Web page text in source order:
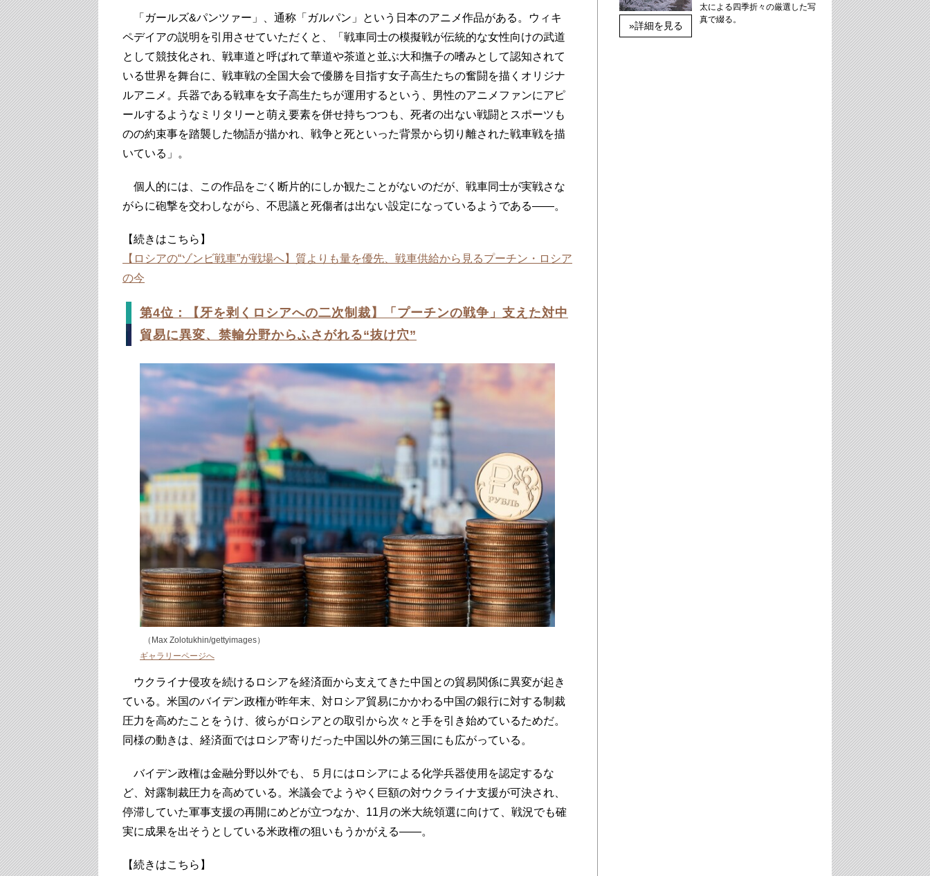
「ガールズ&パンツァー」、通称「ガルパン」という日本のアニメ作品がある。ウィキ
ペデイアの説明を引用させていただくと、「戦車同士の模擬戦が伝統的な女性向けの武道
として競技化され、戦車道と呼ばれて華道や茶道と並ぶ大和撫子の嗜みとして認知されて
いる世界を舞台に、戦車戦の全国大会で優勝を目指す女子高生たちの奮闘を描くオリジナ
ルアニメ。兵器である戦車を女子高生たちが運用するという、男性のアニメファンにアピ
ールするようなミリタリーと萌え要素を併せ持ちつつも、死者の出ない戦闘とスポーツも
のの約束事を踏襲した物語が描かれ、戦争と死といった背景から切り離された戦車戦を描
いている」。
個人的には、この作品をごく断片的にしか観たことがないのだが、戦車同士が実戦さな
がらに砲撃を交わしながら、不思議と死傷者は出ない設定になっているようである――。
【続きはこちら】
【ロシアの“ゾンビ戦車”が戦場へ】質よりも量を優先、戦車供給から見るプーチン・ロシア
の今
第4位：【牙を剥くロシアへの二次制裁】「プーチンの戦争」支えた対中
貿易に異変、禁輸分野からふさがれる“抜け穴”
（Max Zolotukhin/gettyimages）
ギャラリーページへ
ウクライナ侵攻を続けるロシアを経済面から支えてきた中国との貿易関係に異変が起き
ている。米国のバイデン政権が昨年末、対ロシア貿易にかかわる中国の銀行に対する制裁
圧力を高めたことをうけ、彼らがロシアとの取引から次々と手を引き始めているためだ。
同様の動きは、経済面ではロシア寄りだった中国以外の第三国にも広がっている。
バイデン政権は金融分野以外でも、５月にはロシアによる化学兵器使用を認定するな
ど、対露制裁圧力を高めている。米議会でようやく巨額の対ウクライナ支援が可決され、
停滞していた軍事支援の再開にめどが立つなか、11月の米大統領選に向けて、戦況でも確
実に成果を出そうとしている米政権の狙いもうかがえる――。
【続きはこちら】
»詳細を見る
太による四季折々の厳選した写
真で綴る。